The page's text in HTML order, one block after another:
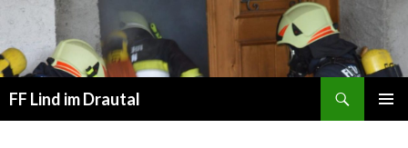
FF Lind im Drautal